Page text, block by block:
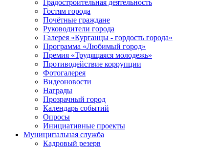
Градостроительная деятельность
Гостям города
Почётные граждане
Руководители города
Галерея «Курганцы - гордость города»
Программа «Любимый город»
Премия «Трудящаяся молодежь»
Противодействие коррупции
Фотогалерея
Видеоновости
Награды
Прозрачный город
Календарь событий
Опросы
Инициативные проекты
Муниципальная служба
Кадровый резерв